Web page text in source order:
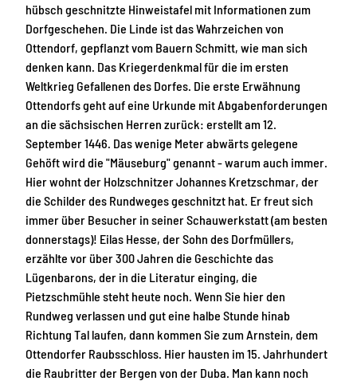
hübsch geschnitzte Hinweistafel mit Informationen zum
Dorfgeschehen. Die Linde ist das Wahrzeichen von
Ottendorf, gepflanzt vom Bauern Schmitt, wie man sich
denken kann. Das Kriegerdenkmal für die im ersten
Weltkrieg Gefallenen des Dorfes. Die erste Erwähnung
Ottendorfs geht auf eine Urkunde mit Abgabenforderungen
an die sächsischen Herren zurück: erstellt am 12.
September 1446. Das wenige Meter abwärts gelegene
Gehöft wird die "Mäuseburg" genannt - warum auch immer.
Hier wohnt der Holzschnitzer Johannes Kretzschmar, der
die Schilder des Rundweges geschnitzt hat. Er freut sich
immer über Besucher in seiner Schauwerkstatt (am besten
donnerstags)! Eilas Hesse, der Sohn des Dorfmüllers,
erzählte vor über 300 Jahren die Geschichte das
Lügenbarons, der in die Literatur einging, die
Pietzschmühle steht heute noch. Wenn Sie hier den
Rundweg verlassen und gut eine halbe Stunde hinab
Richtung Tal laufen, dann kommen Sie zum Arnstein, dem
Ottendorfer Raubsschloss. Hier hausten im 15. Jahrhundert
die Raubritter der Bergen von der Duba. Man kann noch